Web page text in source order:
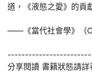
道，《液態之愛》的貢
——《當代社會學》（
分享閱讀 書籍狀態請詳